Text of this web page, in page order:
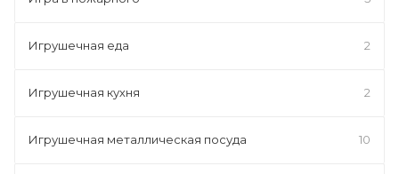
Игрушечная еда 2
Игрушечная кухня 2
Игрушечная металлическая посуда 10